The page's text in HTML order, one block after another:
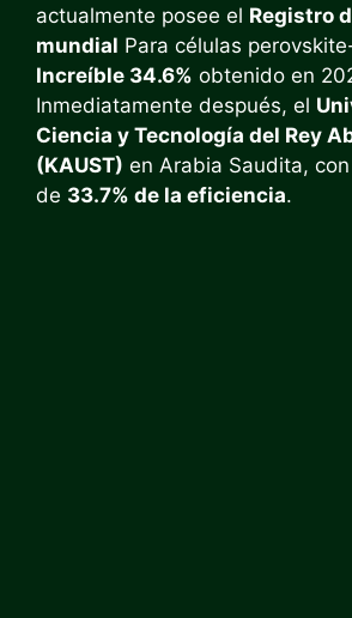
actualmente posee el Registro
mundial Para células
Increíble 34.6% obtenido en
Inmediatamente después, el
Ciencia y Tecnología del Rey
(KAUST) en Arabia Saudita,
de 33.7% de la eficiencia.